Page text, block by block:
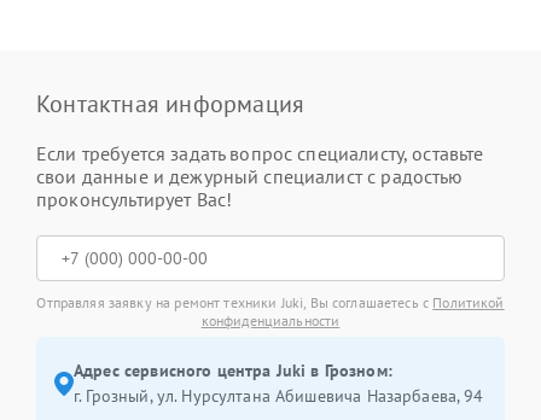
Контактная информация
Если требуется задать вопрос специалисту, оставьте
свои данные и дежурный специалист с радостью
проконсультирует Вас!
Отправляя заявку на ремонт техники Juki, Вы соглашаетесь с Политикой
конфиденциальности
Адрес сервисного центра Juki в Грозном:
г. Грозный, ул. Нурсултана Абишевича Назарбаева, 94